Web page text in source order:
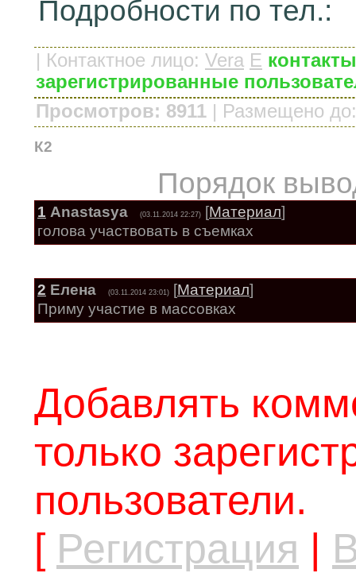
Подробности по тел.:
| Контактное лицо: Vera E
зарегистрированные
Просмотров: 8911 | Размещено до
К2
Порядок
1 Anastasya (03.11.2014 22:27) [Материал]
голова участвовать в съемках
2 Елена (03.11.2014 23:01) [Материал]
Приму участие в массовках
Добавлять
только
пользователи.
[ Регистрация |